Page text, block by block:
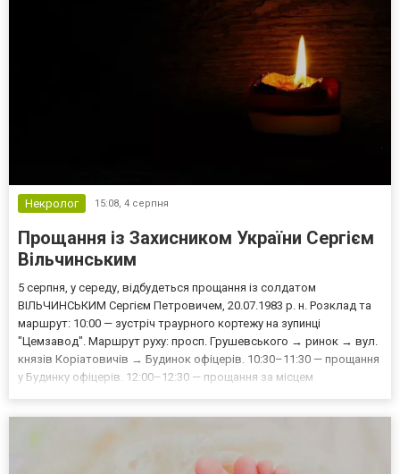
Некролог 15:08, 4 серпня
Прощання із Захисником України Сергієм
Вільчинським
5 серпня, у середу, відбудеться прощання із солдатом
ВІЛЬЧИНСЬКИМ Сергієм Петровичем, 20.07.1983 р. н. Розклад та
маршрут: 10:00 — зустріч траурного кортежу на зупинці
"Цемзавод". Маршрут руху: просп. Грушевського → ринок → вул.
князів Коріатовичів → Будинок офіцерів. 10:30–11:30 — прощання
у Будинку офіцерів. 12:00–12:30 — прощання за місцем